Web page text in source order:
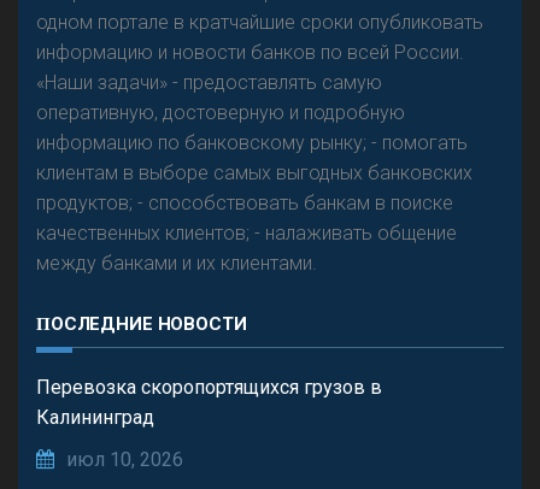
Резкого разворота на рынке автокредитов не
предвидится - «Интервью»
одном портале в кратчайшие сроки опубликовать
информацию и новости банков по всей России.
«Наши задачи» - предоставлять самую
оперативную, достоверную и подробную
информацию по банковскому рынку; - помогать
клиентам в выборе самых выгодных банковских
продуктов; - способствовать банкам в поиске
качественных клиентов; - налаживать общение
между банками и их клиентами.
ПОСЛЕДНИЕ НОВОСТИ
Перевозка скоропортящихся грузов в
Калининград
июл 10, 2026